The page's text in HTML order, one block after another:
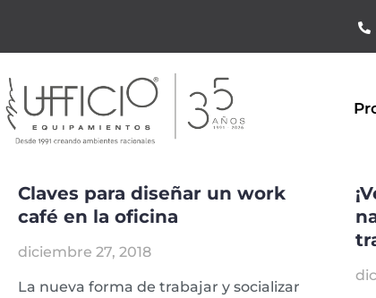
Claves para diseñar un work
café en la oficina
diciembre 27, 2018
La nueva forma de trabajar y socializar